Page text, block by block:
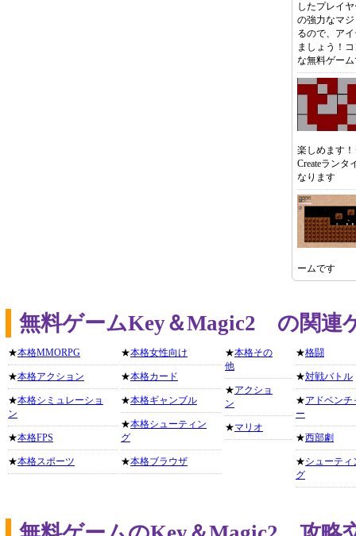
したプレイ
の強力なマ
るので、ア
ましょう！
な無料ゲー
楽しめます
Createランタ
なります
ームです
無料ゲームKey＆Magic2 の関連
★本格MMORPG
★本格アクション
★本格シミュレーショ
ン
★本格FPS
★本格スポーツ
★本格女性向け
★本格カード
★本格ギャンブル
★本格シューティン
グ
★本格ブラウザ
★本格その
他
★アクショ
ン
★マリオ
★格闘
★対戦バトル
★アドベンチ
ー
★西部劇
★シューティ
グ